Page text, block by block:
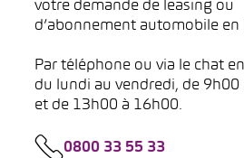
votre demande de leasing ou
d’abonnement automobile en
Par téléphone ou via le chat
du lundi au vendredi, de 9h00
et de 13h00 à 16h00.
0800 33 55 33